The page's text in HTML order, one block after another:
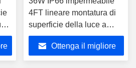
4FT lineare montatura di
superficie della luce a
LED
Ottenga il migliore